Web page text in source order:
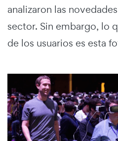
analizaron las
sector. Sin embargo, lo
de los usuarios es esta